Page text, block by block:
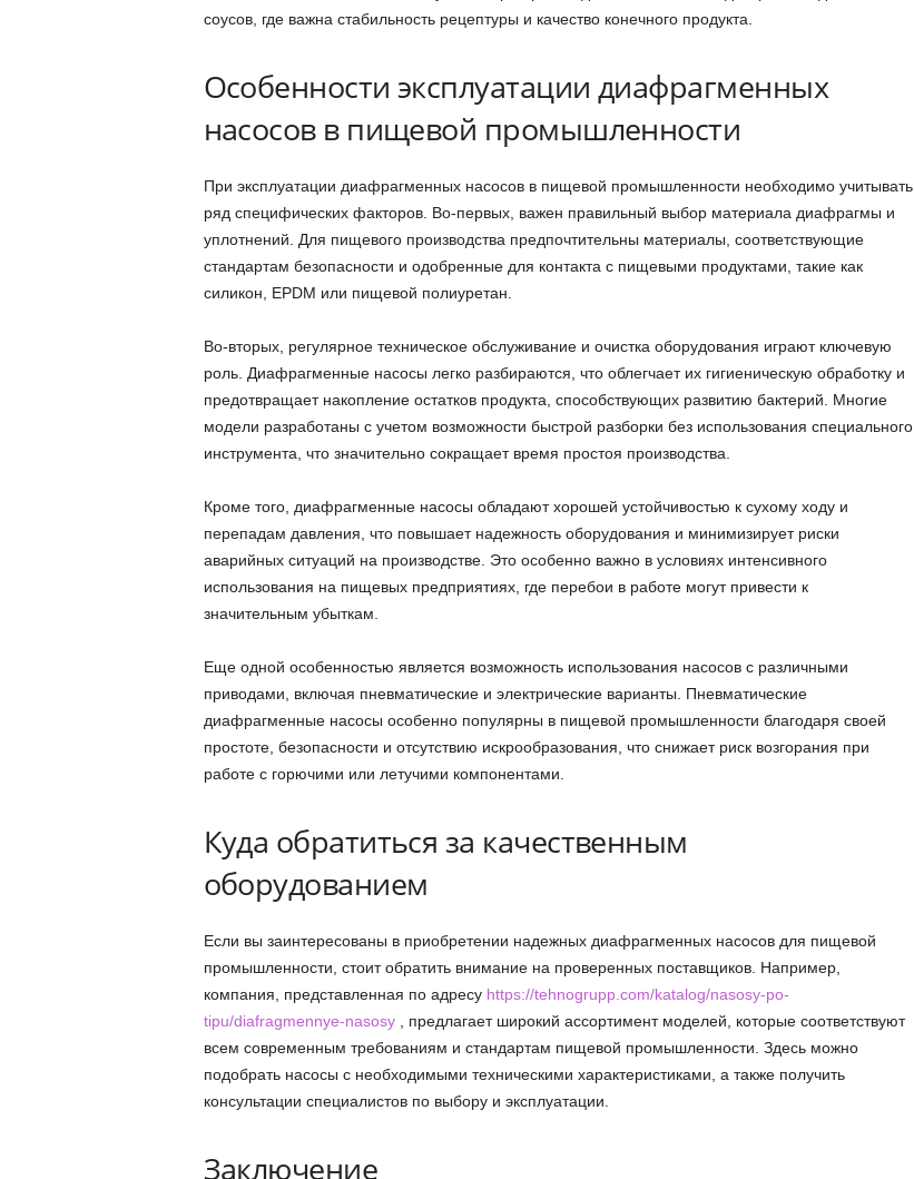
соусов, где важна стабильность рецептуры и качество конечного продукта.
Особенности эксплуатации диафрагменных
насосов в пищевой промышленности
При эксплуатации диафрагменных насосов в пищевой промышленности необходимо учитывать
ряд специфических факторов. Во-первых, важен правильный выбор материала диафрагмы и
уплотнений. Для пищевого производства предпочтительны материалы, соответствующие
стандартам безопасности и одобренные для контакта с пищевыми продуктами, такие как
силикон, EPDM или пищевой полиуретан.
Во-вторых, регулярное техническое обслуживание и очистка оборудования играют ключевую
роль. Диафрагменные насосы легко разбираются, что облегчает их гигиеническую обработку и
предотвращает накопление остатков продукта, способствующих развитию бактерий. Многие
модели разработаны с учетом возможности быстрой разборки без использования специального
инструмента, что значительно сокращает время простоя производства.
Кроме того, диафрагменные насосы обладают хорошей устойчивостью к сухому ходу и
перепадам давления, что повышает надежность оборудования и минимизирует риски
аварийных ситуаций на производстве. Это особенно важно в условиях интенсивного
использования на пищевых предприятиях, где перебои в работе могут привести к
значительным убыткам.
Еще одной особенностью является возможность использования насосов с различными
приводами, включая пневматические и электрические варианты. Пневматические
диафрагменные насосы особенно популярны в пищевой промышленности благодаря своей
простоте, безопасности и отсутствию искрообразования, что снижает риск возгорания при
работе с горючими или летучими компонентами.
Куда обратиться за качественным
оборудованием
Если вы заинтересованы в приобретении надежных диафрагменных насосов для пищевой
промышленности, стоит обратить внимание на проверенных поставщиков. Например,
компания, представленная по адресу https://tehnogrupp.com/katalog/nasosy-po-
tipu/diafragmennye-nasosy, предлагает широкий ассортимент моделей, которые соответствуют
всем современным требованиям и стандартам пищевой промышленности. Здесь можно
подобрать насосы с необходимыми техническими характеристиками, а также получить
консультации специалистов по выбору и эксплуатации.
Заключение